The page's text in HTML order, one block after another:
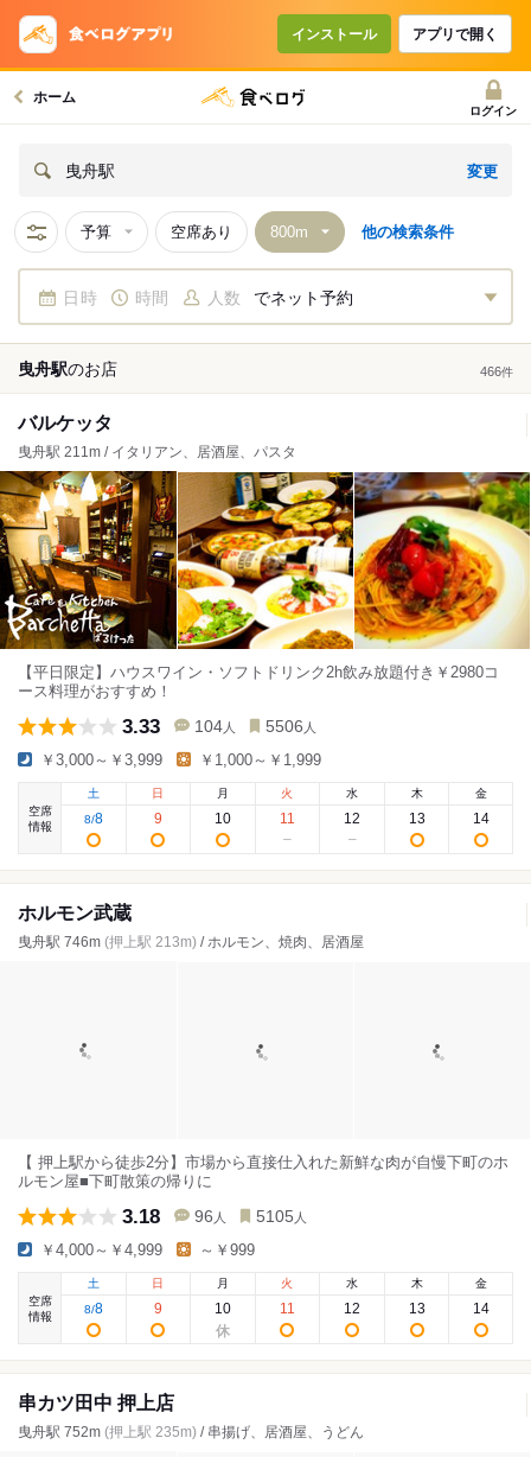
インストール アプリで開く
ホーム
ログイン
曳舟駅 変更
予算 空席あり 他の検索条件
日時 時間 人数 でネット予約
曳舟駅のお店 466件
バルケッタ
曳舟駅 211m / イタリアン、居酒屋、パスタ
【平日限定】ハウスワイン・ソフトドリンク2h飲み放題付き￥2980コ
ース料理がおすすめ！
3.33 104 人 5506 人
￥3,000～￥3,999 ￥1,000～￥1,999
空席
情報
土
8/8
日
9
月
10
火
11
水
12
木
13
金
14
ホルモン武蔵
曳舟駅 746m (押上駅 213m) / ホルモン、焼肉、居酒屋
【 押上駅から徒歩2分】市場から直接仕入れた新鮮な肉が自慢下町のホ
ルモン屋■下町散策の帰りに
3.18 96 人 5105 人
￥4,000～￥4,999 ～￥999
空席
情報
土
8/8
日
9
月
10
火
11
水
12
木
13
金
14
串カツ田中 押上店
曳舟駅 752m (押上駅 235m) / 串揚げ、居酒屋、うどん